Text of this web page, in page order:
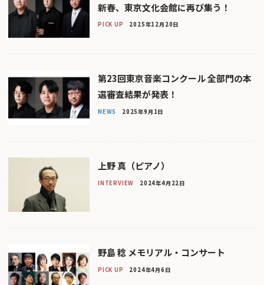
新春、東京文化会館に再び集う！
PICK UP 2025年12月20日
第23回東京音楽コンクール 全部門の本
選審査結果が発表！
NEWS 2025年9月1日
上野 真（ピアノ）
INTERVIEW 2024年4月22日
野島 稔 メモリアル・コンサート
PICK UP 2024年4月6日